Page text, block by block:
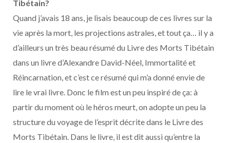
Tibétain?
Quand j’avais 18 ans, je lisais beaucoup de ces livres sur la
vie après la mort, les projections astrales, et tout ça… il y a
d’ailleurs un très beau résumé du Livre des Morts Tibétain
dans un livre d’Alexandre David-Néel, Immortalité et
Réincarnation, et c’est ce résumé qui m’a donné envie de
lire le vrai livre. Donc le film est un peu inspiré de ça: à
partir du moment où le héros meurt, on adopte un peu la
structure du voyage de l’esprit décrite dans le Livre des
Morts Tibétain. Dans le livre, il est dit aussi qu’entre la